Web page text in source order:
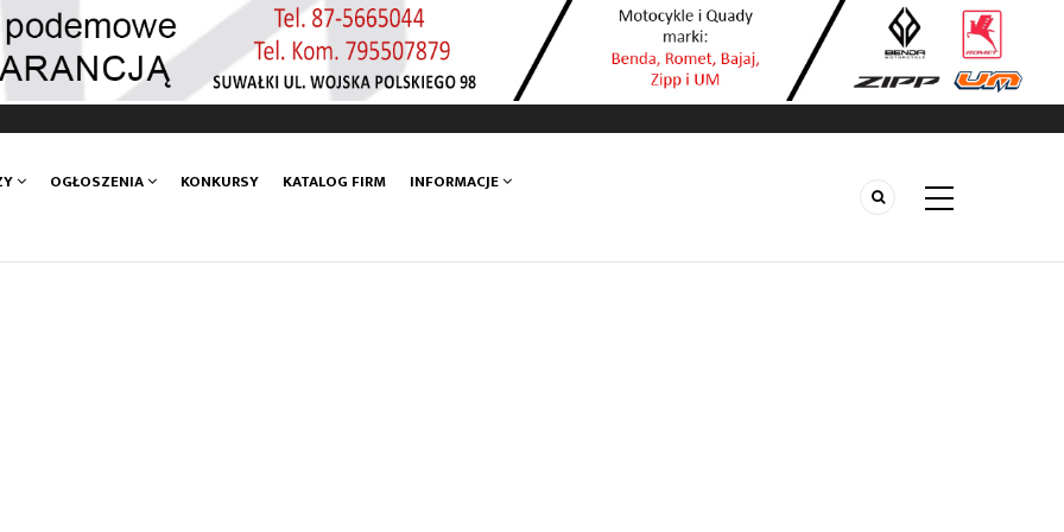
OGŁOSZENIA KONKURSY KATALOG FIRM INFORMACJE